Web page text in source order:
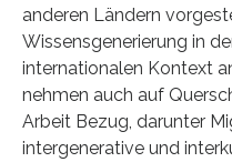
anderen Ländern
Wissensgenerierung in
internationalen Kontext
nehmen auch auf
Arbeit Bezug, darunter
intergenerative und